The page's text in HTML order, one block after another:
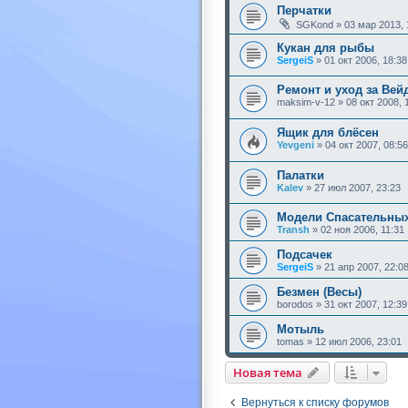
Перчатки
SGKond » 03 мар 2013,
Кукан для рыбы
SergeiS » 01 окт 2006, 18:38
Ремонт и уход за
maksim-v-12 » 08 окт 2008,
Ящик для блёсен
Yevgeni » 04 окт 2007, 08:56
Палатки
Kalev » 27 июл 2007, 23:23
Модели
Transh » 02 ноя 2006, 11:31
Подсачек
SergeiS » 21 апр 2007, 22:08
Безмен (Весы)
borodos » 31 окт 2007, 12:39
Мотыль
tomas » 12 июл 2006, 23:01
Новая тема
Вернуться к списку форумов